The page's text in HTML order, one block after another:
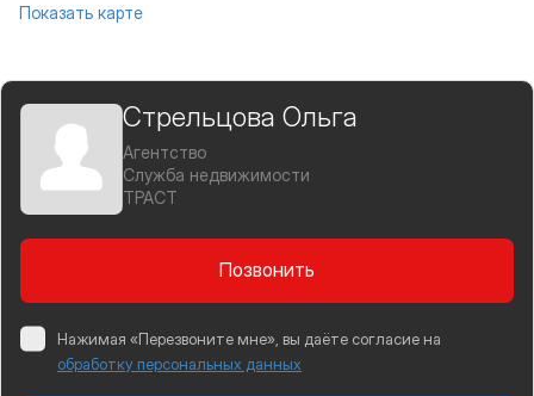
Показать карте
Стрельцова Ольга
Агентство
Служба недвижимости
ТРАСТ
Позвонить
Нажимая «Перезвоните мне», вы даёте согласие на
обработку персональных данных